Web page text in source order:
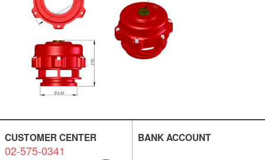
CUSTOMER CENTER
02-575-0341
BANK ACCOUNT